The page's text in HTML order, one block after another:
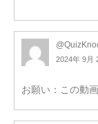
2024年 9月
お願い：この動